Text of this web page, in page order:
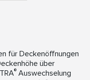
für Deckenöffnungen
über
® Auswechselung